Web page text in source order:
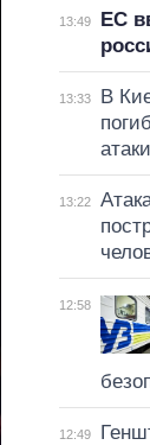
13:49
ЕС
13:33
В
13:22
12:58
12:49